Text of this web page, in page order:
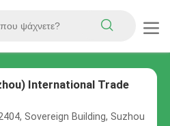
International Trade
Sovereign Building, Suzhou